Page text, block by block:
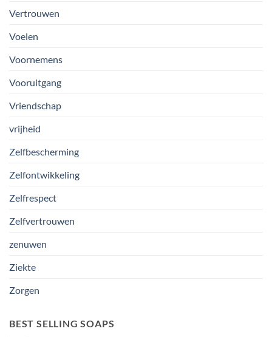
Vertrouwen
Voelen
Voornemens
Vooruitgang
Vriendschap
vrijheid
Zelfbescherming
Zelfontwikkeling
Zelfrespect
Zelfvertrouwen
zenuwen
Ziekte
Zorgen
BEST SELLING SOAPS